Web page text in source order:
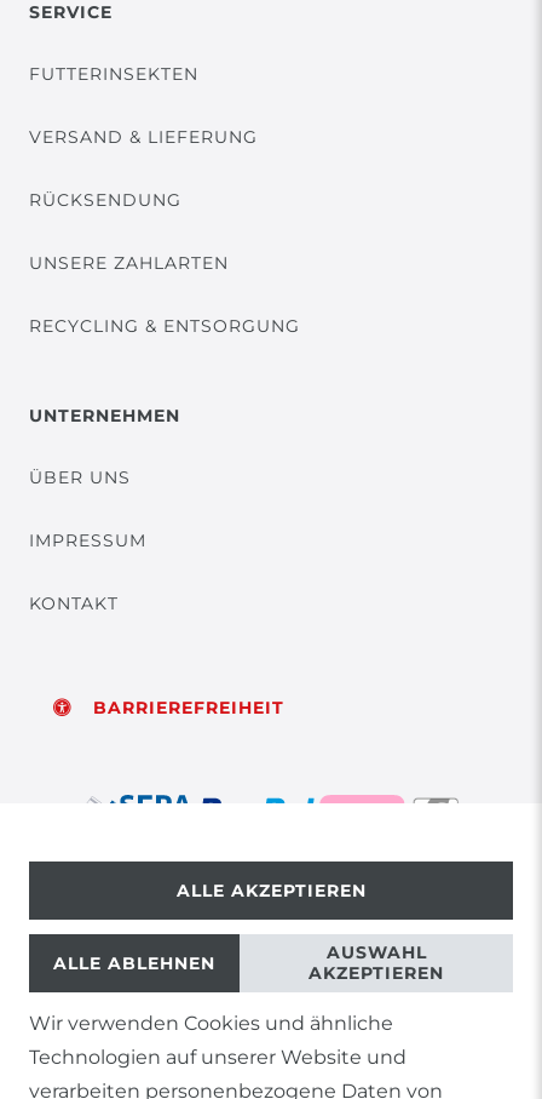
SERVICE
FUTTERINSEKTEN
VERSAND & LIEFERUNG
RÜCKSENDUNG
UNSERE ZAHLARTEN
RECYCLING & ENTSORGUNG
UNTERNEHMEN
ÜBER UNS
IMPRESSUM
KONTAKT
BARRIEREFREIHEIT
© Copyright 2026 | Alle Rechte vorbehalten.
1) Gilt nicht für Sendungen mit Futterinsekten,
Lebendpflanzen, Frostfutter oder lebende Tiere, sowie
Lieferungen per Spedition
Wir verwenden Cookies und ähnliche
Technologien auf unserer Website und
verarbeiten personenbezogene Daten von
ALLE AKZEPTIEREN
ALLE ABLEHNEN
AUSWAHL
AKZEPTIEREN